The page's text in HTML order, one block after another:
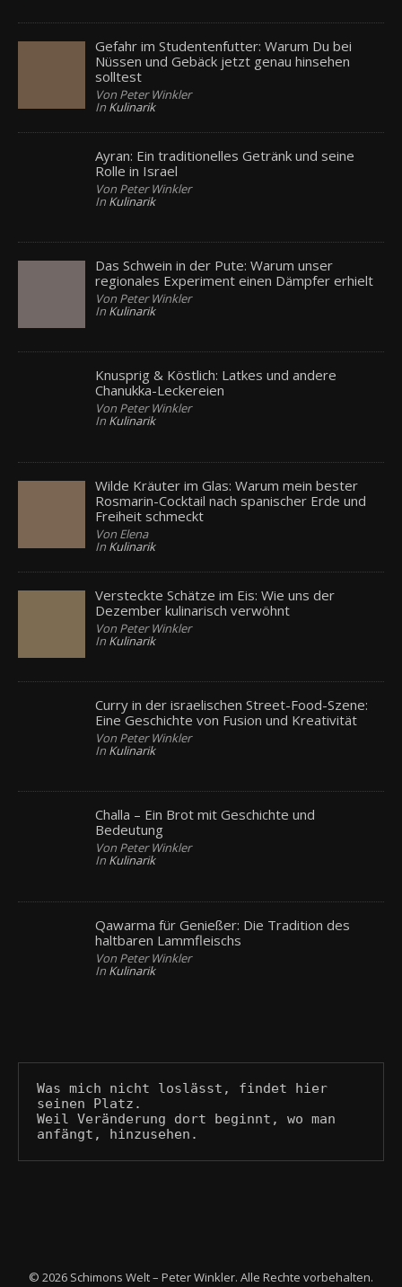
Gefahr im Studentenfutter: Warum Du bei
Nüssen und Gebäck jetzt genau hinsehen
solltest
Von Peter Winkler
In Kulinarik
Ayran: Ein traditionelles Getränk und seine
Rolle in Israel
Von Peter Winkler
In Kulinarik
Das Schwein in der Pute: Warum unser
regionales Experiment einen Dämpfer erhielt
Von Peter Winkler
In Kulinarik
Knusprig & Köstlich: Latkes und andere
Chanukka-Leckereien
Von Peter Winkler
In Kulinarik
Wilde Kräuter im Glas: Warum mein bester
Rosmarin-Cocktail nach spanischer Erde und
Freiheit schmeckt
Von Elena
In Kulinarik
Versteckte Schätze im Eis: Wie uns der
Dezember kulinarisch verwöhnt
Von Peter Winkler
In Kulinarik
Curry in der israelischen Street-Food-Szene:
Eine Geschichte von Fusion und Kreativität
Von Peter Winkler
In Kulinarik
Challa – Ein Brot mit Geschichte und
Bedeutung
Von Peter Winkler
In Kulinarik
Qawarma für Genießer: Die Tradition des
haltbaren Lammfleischs
Von Peter Winkler
In Kulinarik
Was mich nicht loslässt, findet hier
seinen Platz.
Weil Veränderung dort beginnt, wo man
anfängt, hinzusehen.
© 2026 Schimons Welt – Peter Winkler. Alle Rechte vorbehalten.